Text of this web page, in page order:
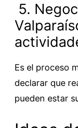
5.
Es el proceso
declarar que
pueden estar